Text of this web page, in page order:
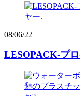
08/06/22
LESOPACK-プ